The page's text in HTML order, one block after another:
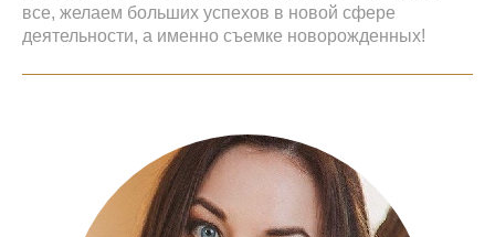
все, желаем больших успехов в новой сфере
деятельности, а именно съемке новорожденных!